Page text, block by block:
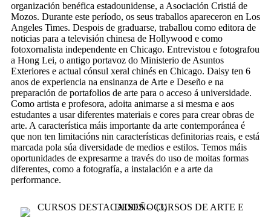
organización benéfica estadounidense, a Asociación Cristiá de
Mozos. Durante este período, os seus traballos apareceron en Los
Angeles Times. Despois de graduarse, traballou como editora de
noticias para a televisión chinesa de Hollywood e como
fotoxornalista independente en Chicago. Entrevistou e fotografou
a Hong Lei, o antigo portavoz do Ministerio de Asuntos
Exteriores e actual cónsul xeral chinés en Chicago. Daisy ten 6
anos de experiencia na ensinanza de Arte e Deseño e na
preparación de portafolios de arte para o acceso á universidade.
Como artista e profesora, adoita animarse a si mesma e aos
estudantes a usar diferentes materiais e cores para crear obras de
arte. A característica máis importante da arte contemporánea é
que non ten limitacións nin características definitorias reais, e está
marcada pola súa diversidade de medios e estilos. Temos máis
oportunidades de expresarme a través do uso de moitas formas
diferentes, como a fotografía, a instalación e a arte da
performance.